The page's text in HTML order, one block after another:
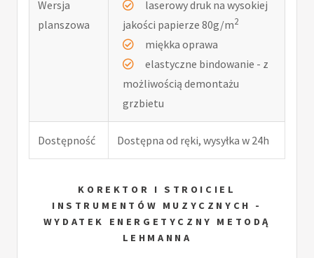
Wersja
planszowa
laserowy druk na wysokiej
jakości papierze 80g/m2
miękka oprawa
elastyczne bindowanie - z
możliwością demontażu
grzbietu
Dostępność Dostępna od ręki, wysyłka w 24h
KOREKTOR I STROICIEL
INSTRUMENTÓW MUZYCZNYCH -
WYDATEK ENERGETYCZNY METODĄ
LEHMANNA